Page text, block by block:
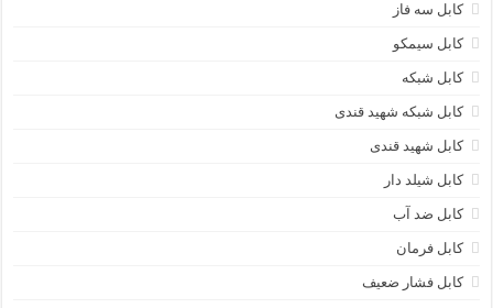
کابل سه فاز
کابل سیمکو
کابل شبکه
کابل شبکه شهید قندی
کابل شهید قندی
کابل شیلد دار
کابل ضد آب
کابل فرمان
کابل فشار ضعیف